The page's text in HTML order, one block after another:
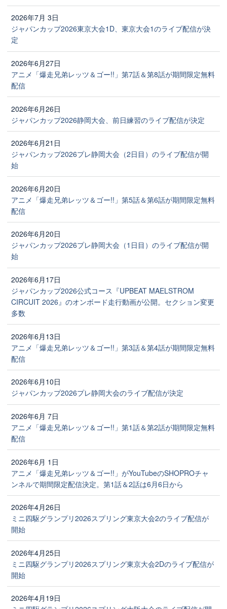
2026年7月 3日
ジャパンカップ2026東京大会1D、東京大会1のライブ配信が決
定
2026年6月27日
アニメ「爆走兄弟レッツ＆ゴー!!」第7話＆第8話が期間限定無料
配信
2026年6月26日
ジャパンカップ2026静岡大会、前日練習のライブ配信が決定
2026年6月21日
ジャパンカップ2026プレ静岡大会（2日目）のライブ配信が開
始
2026年6月20日
アニメ「爆走兄弟レッツ＆ゴー!!」第5話＆第6話が期間限定無料
配信
2026年6月20日
ジャパンカップ2026プレ静岡大会（1日目）のライブ配信が開
始
2026年6月17日
ジャパンカップ2026公式コース『UPBEAT MAELSTROM
CIRCUIT 2026』のオンボード走行動画が公開。セクション変更
多数
2026年6月13日
アニメ「爆走兄弟レッツ＆ゴー!!」第3話＆第4話が期間限定無料
配信
2026年6月10日
ジャパンカップ2026プレ静岡大会のライブ配信が決定
2026年6月 7日
アニメ「爆走兄弟レッツ＆ゴー!!」第1話＆第2話が期間限定無料
配信
2026年6月 1日
アニメ「爆走兄弟レッツ＆ゴー!!」がYouTubeのSHOPROチャ
ンネルで期間限定配信決定。第1話＆2話は6月6日から
2026年4月26日
ミニ四駆グランプリ2026スプリング東京大会2のライブ配信が
開始
2026年4月25日
ミニ四駆グランプリ2026スプリング東京大会2Dのライブ配信が
開始
2026年4月19日